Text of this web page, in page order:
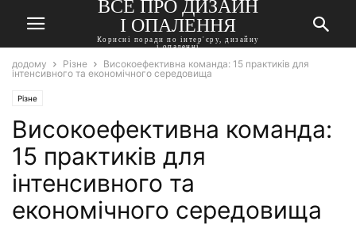
ВСЕ ПРО ДИЗАЙН
І ОПАЛЕННЯ
Корисні поради по інтер'єру, дизайну
і опаленні
додому Різне
Високоефективна команда: 15 практиків для
інтенсивного та економічного середовища
Різне
Високоефективна команда:
15 практиків для
інтенсивного та
економічного середовища